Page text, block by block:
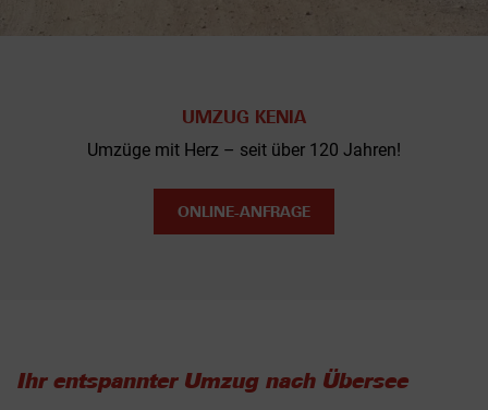
UMZUG KENIA
Umzüge mit Herz – seit über 120 Jahren!
ONLINE-ANFRAGE
Ihr entspannter Umzug nach Übersee